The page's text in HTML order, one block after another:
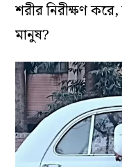
শরীর নিরীক্ষণ
মানুষ?